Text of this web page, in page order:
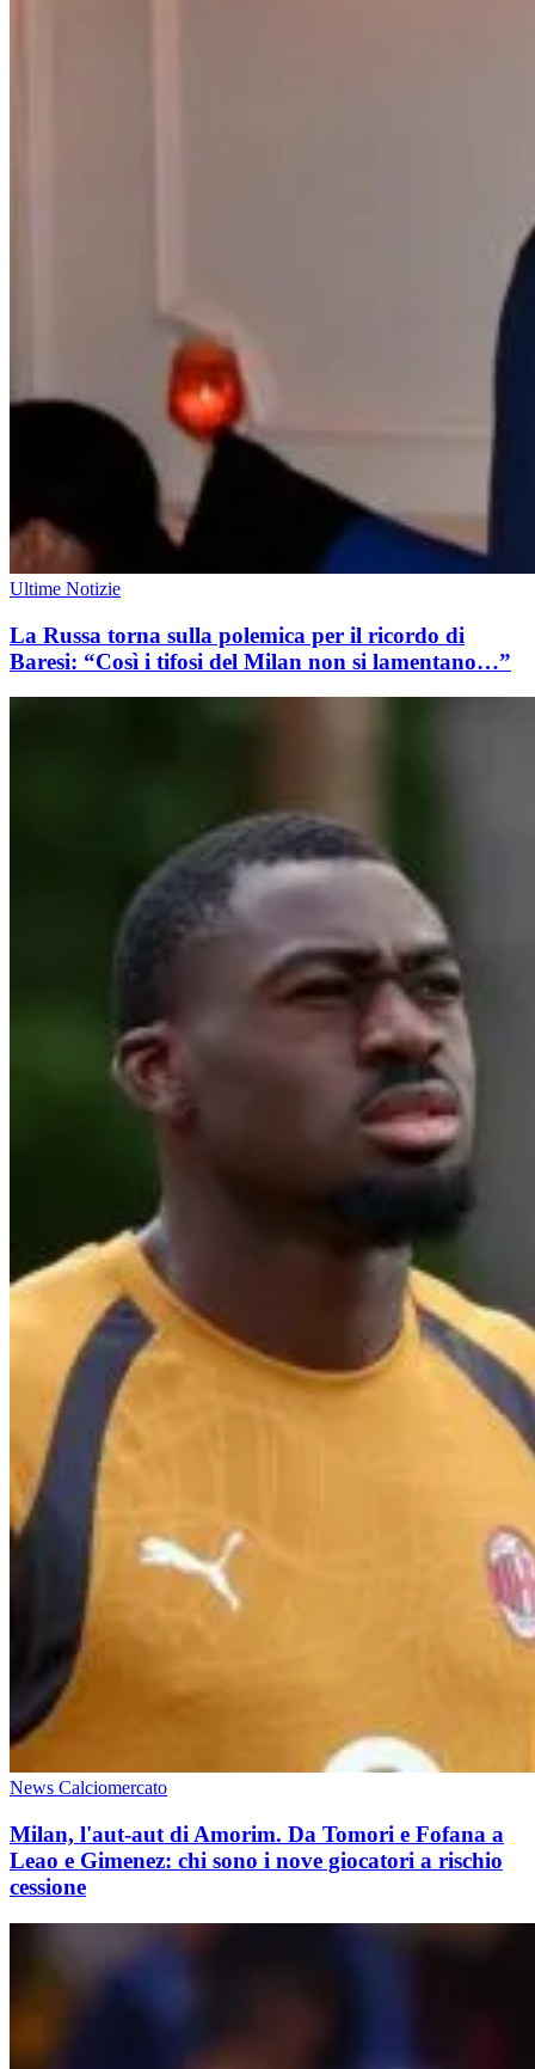
Ultime Notizie
La Russa torna sulla polemica per il ricordo di
Baresi: “Così i tifosi del Milan non si lamentano…”
News Calciomercato
Milan, l'aut-aut di Amorim. Da Tomori e Fofana a
Leao e Gimenez: chi sono i nove giocatori a rischio
cessione